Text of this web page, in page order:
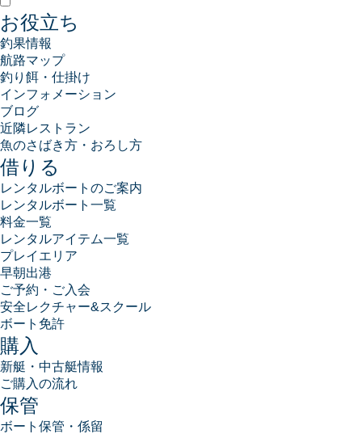
お役立ち
釣果情報
航路マップ
釣り餌・仕掛け
インフォメーション
ブログ
近隣レストラン
魚のさばき方・おろし方
借りる
レンタルボートのご案内
レンタルボート一覧
料金一覧
レンタルアイテム一覧
プレイエリア
早朝出港
ご予約・ご入会
安全レクチャー&スクール
ボート免許
購入
新艇・中古艇情報
ご購入の流れ
保管
ボート保管・係留